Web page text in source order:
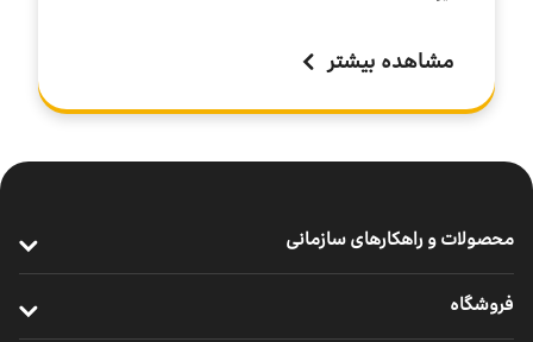
مشاهده بیشتر
محصولات و راهکارهای سازمانی
فروشگاه